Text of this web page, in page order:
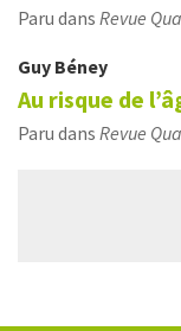
Paru dans Revue
Guy Béney
Au risque de
Paru dans Revue